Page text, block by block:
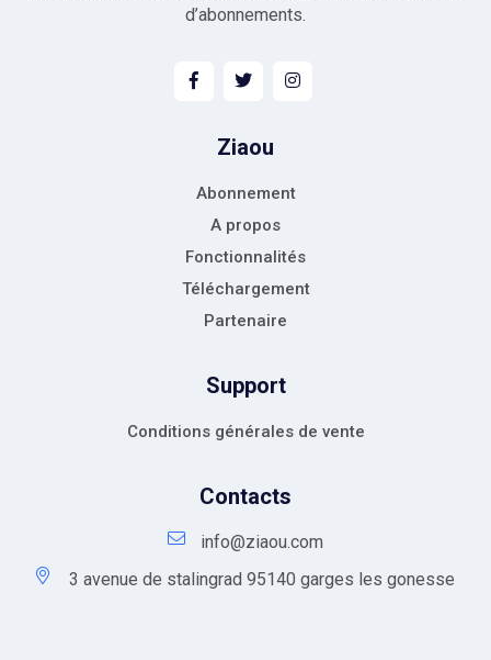
d’abonnements.
Ziaou
Abonnement
A propos
Fonctionnalités
Téléchargement
Partenaire
Support
Conditions générales de vente
Contacts
info@ziaou.com
3 avenue de stalingrad 95140 garges les gonesse